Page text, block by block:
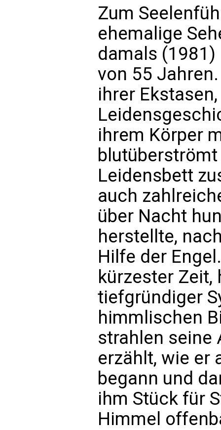
Zum
ehemalige
damals
von 55
ihrer
ihrem Körper
Leidensbett
auch
über Nacht
herstellte,
Hilfe der
kürzester
tiefgründiger
himmlischen
strahlen seine
erzählt, wie er
begann und
ihm Stück für
Himmel